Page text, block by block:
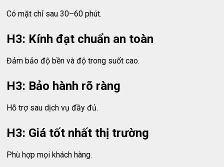
Có mặt chỉ sau 30–60 phút.
H3: Kính đạt chuẩn an toàn
Đảm bảo độ bền và độ trong suốt cao.
H3: Bảo hành rõ ràng
Hỗ trợ sau dịch vụ đầy đủ.
H3: Giá tốt nhất thị trường
Phù hợp mọi khách hàng.